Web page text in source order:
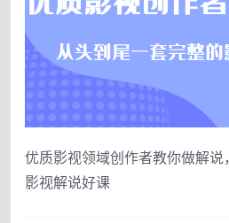
优质影视领域创作者教你做解
影视解说好课